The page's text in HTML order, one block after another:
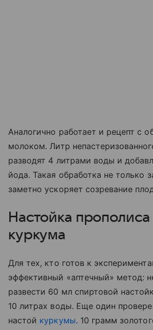
Аналогично работает и рецепт с
молоком. Литр
разводят 4 литрами воды и
йода. Такая обработка не только
заметно ускоряет созревание
Настойка прополиса
куркума
Для тех, кто готов к
эффективный «аптечный» метод:
развести 60 мл спиртовой
10 литрах воды. Еще один
настой куркумы. 10 грамм